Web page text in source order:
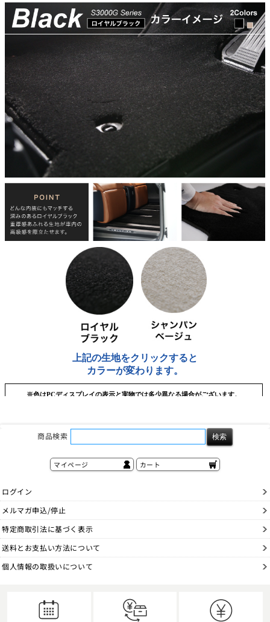
商品検索
マイページ カート
ログイン
メルマガ申込/停止
特定商取引法に基づく表示
送料とお支払い方法について
個人情報の取扱いについて